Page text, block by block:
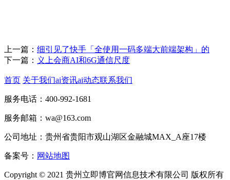
上一篇： 细引见了快手「全使用一码多端大前端架构」的
下一篇： 义上会商AI和6G通信尺度
首页 关于我们ai资讯ai动态联系我们
服务电话：400-992-1681
服务邮箱：wa@163.com
公司地址：贵州省贵阳市观山湖区金融城MAX_A座17楼
备案号： 网站地图
Copyright © 2021 贵州立即博官网信息技术有限公司 版权所有